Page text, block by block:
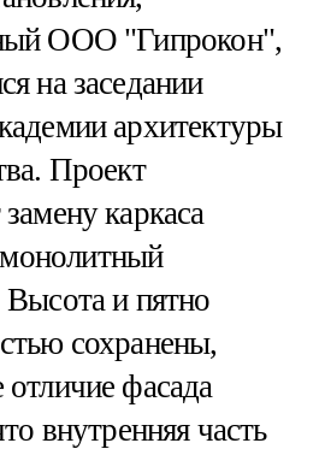
ООО "Гипрокон",
на заседании
архитектуры
Проект
каркаса
и пятно
сохранены,
отличие фасада
внутренняя часть